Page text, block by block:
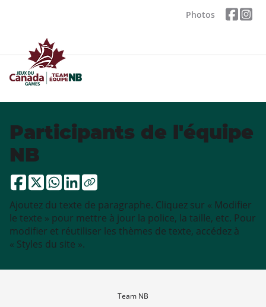
Photos
Participants de l'équipe
NB
Ajoutez du texte de paragraphe. Cliquez sur « Modifier
le texte » pour mettre à jour la police, la taille, etc. Pour
modifier et réutiliser les thèmes de texte, accédez à
« Styles du site ».
Team NB